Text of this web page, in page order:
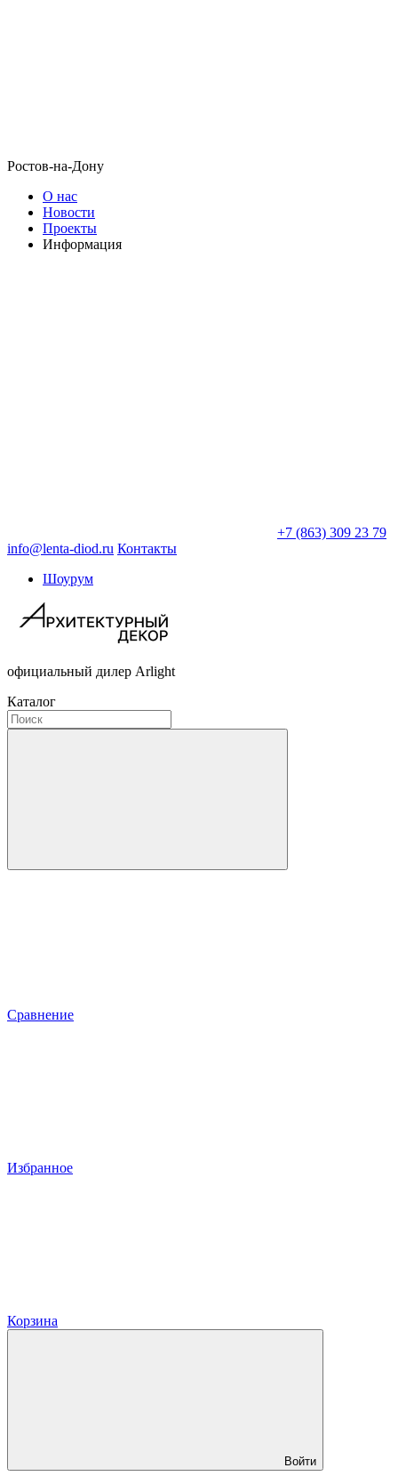
Ростов-на-Дону
О нас
Новости
Проекты
Информация
+7 (863) 309 23 79
info@lenta-diod.ru Контакты
Шоурум
официальный дилер Arlight
Каталог
Сравнение
Избранное
Корзина
Войти